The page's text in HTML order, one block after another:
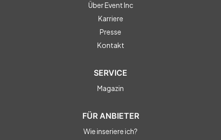
Über Event Inc
Karriere
Presse
Kontakt
SERVICE
Magazin
FÜR ANBIETER
Wie inseriere ich?